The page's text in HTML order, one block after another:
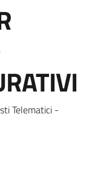
Telematici -